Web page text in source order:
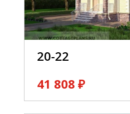
20-22
41 808 ₽